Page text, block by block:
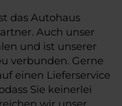
das Autohaus
Auch unser
und ist unserer
verbunden. Gerne
einen Lieferservice
Sie keinerlei
wir unser